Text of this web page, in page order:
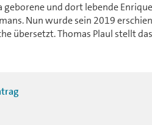
geborene und dort lebende
Nun wurde sein 2019
übersetzt. Thomas Plaul stellt